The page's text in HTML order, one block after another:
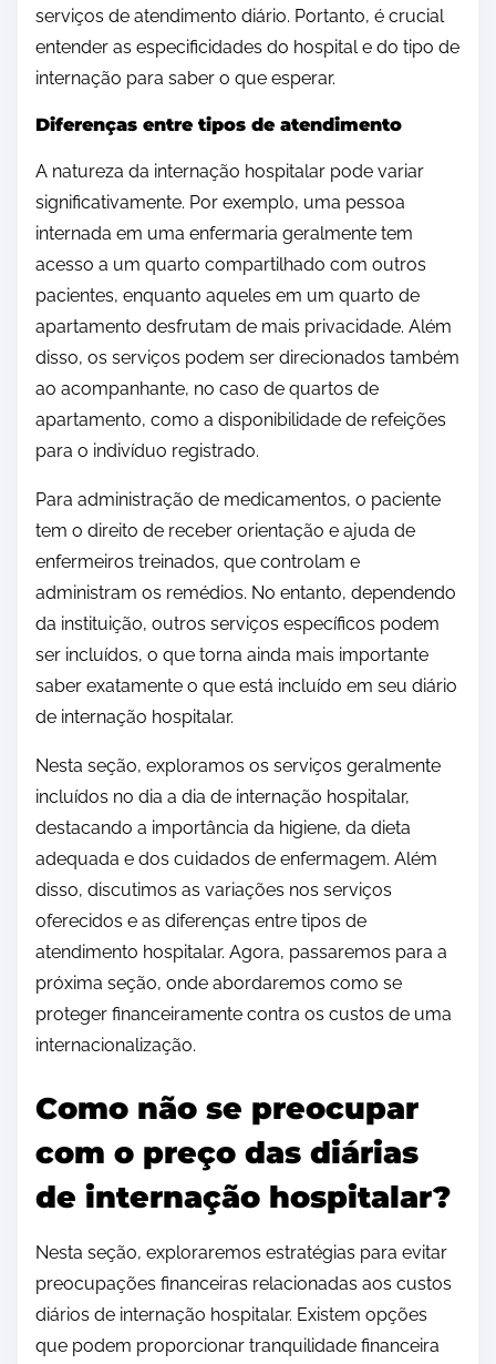
serviços de atendimento diário. Portanto, é crucial
entender as especificidades do hospital e do tipo de
internação para saber o que esperar.
Diferenças entre tipos de atendimento
A natureza da internação hospitalar pode variar
significativamente. Por exemplo, uma pessoa
internada em uma enfermaria geralmente tem
acesso a um quarto compartilhado com outros
pacientes, enquanto aqueles em um quarto de
apartamento desfrutam de mais privacidade. Além
disso, os serviços podem ser direcionados também
ao acompanhante, no caso de quartos de
apartamento, como a disponibilidade de refeições
para o indivíduo registrado.
Para administração de medicamentos, o paciente
tem o direito de receber orientação e ajuda de
enfermeiros treinados, que controlam e
administram os remédios. No entanto, dependendo
da instituição, outros serviços específicos podem
ser incluídos, o que torna ainda mais importante
saber exatamente o que está incluído em seu diário
de internação hospitalar.
Nesta seção, exploramos os serviços geralmente
incluídos no dia a dia de internação hospitalar,
destacando a importância da higiene, da dieta
adequada e dos cuidados de enfermagem. Além
disso, discutimos as variações nos serviços
oferecidos e as diferenças entre tipos de
atendimento hospitalar. Agora, passaremos para a
próxima seção, onde abordaremos como se
proteger financeiramente contra os custos de uma
internacionalização.
Como não se preocupar
com o preço das diárias
de internação hospitalar?
Nesta seção, exploraremos estratégias para evitar
preocupações financeiras relacionadas aos custos
diários de internação hospitalar. Existem opções
que podem proporcionar tranquilidade financeira